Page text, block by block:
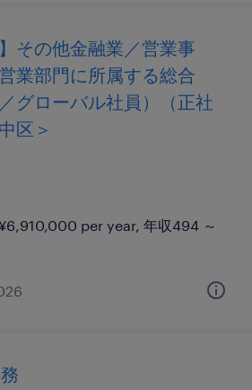
その他金融業／営業事
業部門に所属する総合
グローバル社員）（正社
区＞
per year, 年収494 ～